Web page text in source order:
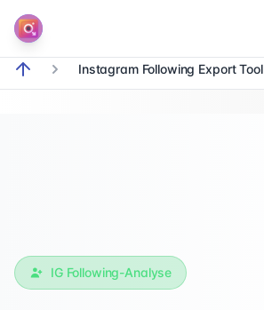
breadcrumb.home
Instagram Following Export Tool
IG Following-Analyse